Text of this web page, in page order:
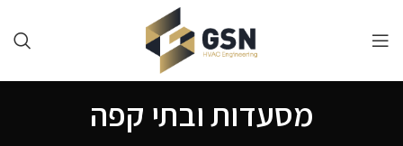
מסעדות ובתי קפה